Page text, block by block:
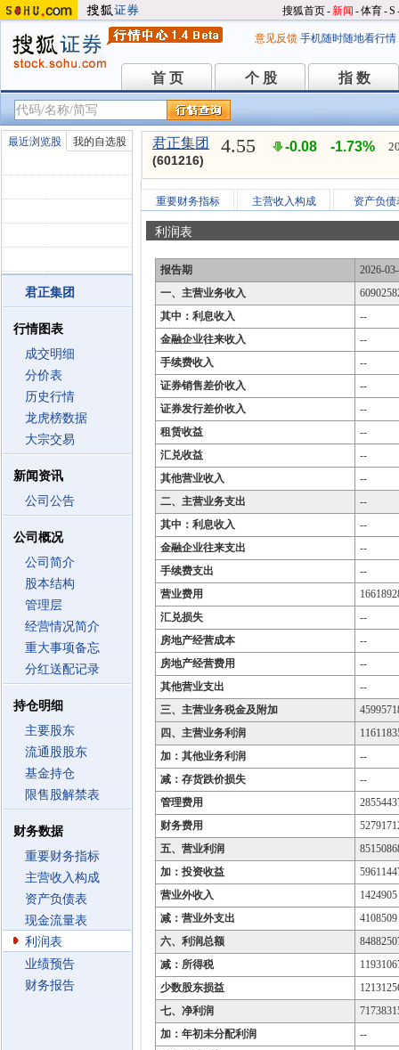
搜狐首页-新闻 -体育-S
意见反馈 手机随时随地看行情
首 页
首 页 个 股
个 股 指 数
指 数
最近浏览股 我的自选股
君正集团
行情图表
成交明细
分价表
历史行情
龙虎榜数据
大宗交易
新闻资讯
公司公告
公司概况
公司简介
股本结构
管理层
经营情况简介
重大事项备忘
分红送配记录
持仓明细
主要股东
流通股股东
基金持仓
限售股解禁表
财务数据
重要财务指标
主营收入构成
资产负债表
现金流量表
利润表
业绩预告
财务报告
君正集团
(601216)
4.55 -0.08 -1.73%
重要财务指标 主营收入构成 资产负债
利润表
报告期
2026-
一、主营业务收入
其中：利息收入
--
金融企业往来收入
--
手续费收入
--
证券销售差价收入
--
证券发行差价收入
--
租赁收益
--
汇兑收益
--
其他营业收入
--
二、主营业务支出
--
其中：利息收入
--
金融企业往来支出
--
手续费支出
--
营业费用
汇兑损失
--
房地产经营成本
--
房地产经营费用
--
其他营业支出
--
三、主营业务税金及附加
四、主营业务利润
加：其他业务利润
--
减：存货跌价损失
--
管理费用
财务费用
五、营业利润
加：投资收益
营业外收入
1424905
减：营业外支出
4108509
六、利润总额
减：所得税
少数股东损益
七、净利润
加：年初未分配利润
--